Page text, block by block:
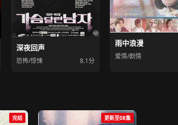
深夜回声
恐怖/惊悚 8.1分
雨中浪漫
爱情/剧情
完结 更新至08集